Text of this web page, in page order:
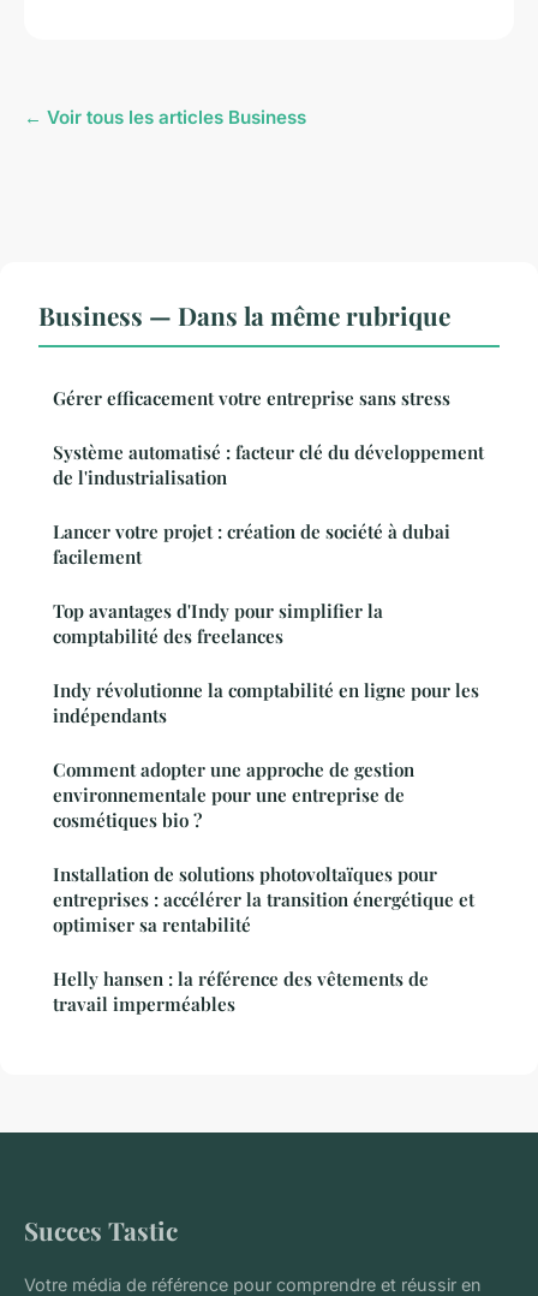
← Voir tous les articles Business
Business — Dans la même rubrique
Gérer efficacement votre entreprise sans stress
Système automatisé : facteur clé du développement
de l'industrialisation
Lancer votre projet : création de société à dubai
facilement
Top avantages d'Indy pour simplifier la
comptabilité des freelances
Indy révolutionne la comptabilité en ligne pour les
indépendants
Comment adopter une approche de gestion
environnementale pour une entreprise de
cosmétiques bio ?
Installation de solutions photovoltaïques pour
entreprises : accélérer la transition énergétique et
optimiser sa rentabilité
Helly hansen : la référence des vêtements de
travail imperméables
Succes Tastic
Votre média de référence pour comprendre et réussir en